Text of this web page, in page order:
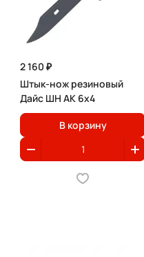
2 160 ₽
Штык-нож резиновый
Дайс ШН АК 6х4
В корзину